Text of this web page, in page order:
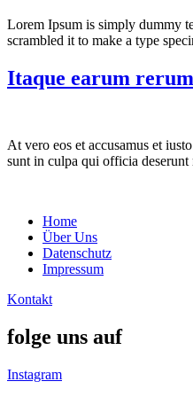
Lorem Ipsum is simply dummy
scrambled it to make a type
Itaque earum
At vero eos et accusamus et
sunt in culpa qui officia
Home
Über Uns
Datenschutz
Impressum
Kontakt
folge uns auf
Instagram